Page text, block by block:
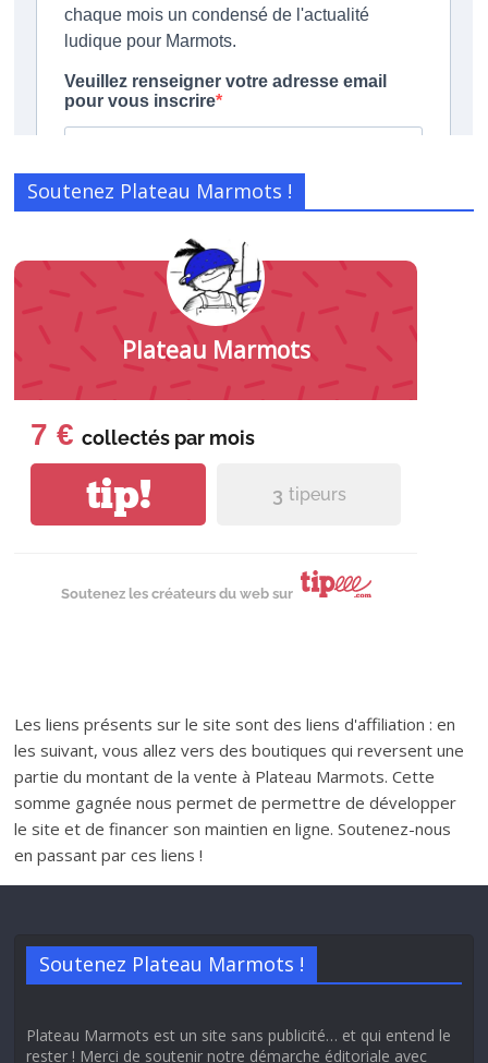
Soutenez Plateau Marmots !
Plateau Marmots
7 € collectés par mois
tip! 3 tipeurs
Soutenez les créateurs du web sur
Les liens présents sur le site sont des liens d'affiliation : en
les suivant, vous allez vers des boutiques qui reversent une
partie du montant de la vente à Plateau Marmots. Cette
somme gagnée nous permet de permettre de développer
le site et de financer son maintien en ligne. Soutenez-nous
en passant par ces liens !
Soutenez Plateau Marmots !
Plateau Marmots est un site sans publicité… et qui entend le
rester ! Merci de soutenir notre démarche éditoriale avec